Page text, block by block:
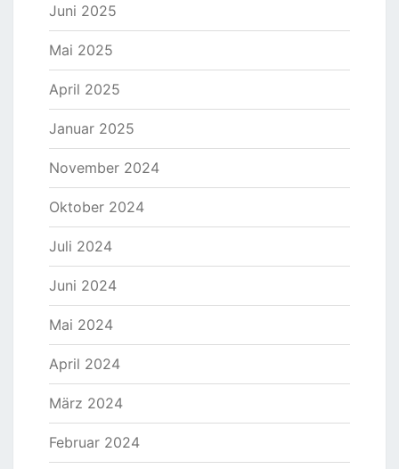
Juni 2025
Mai 2025
April 2025
Januar 2025
November 2024
Oktober 2024
Juli 2024
Juni 2024
Mai 2024
April 2024
März 2024
Februar 2024